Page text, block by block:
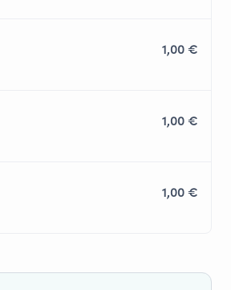
1,00 €
1,00 €
1,00 €